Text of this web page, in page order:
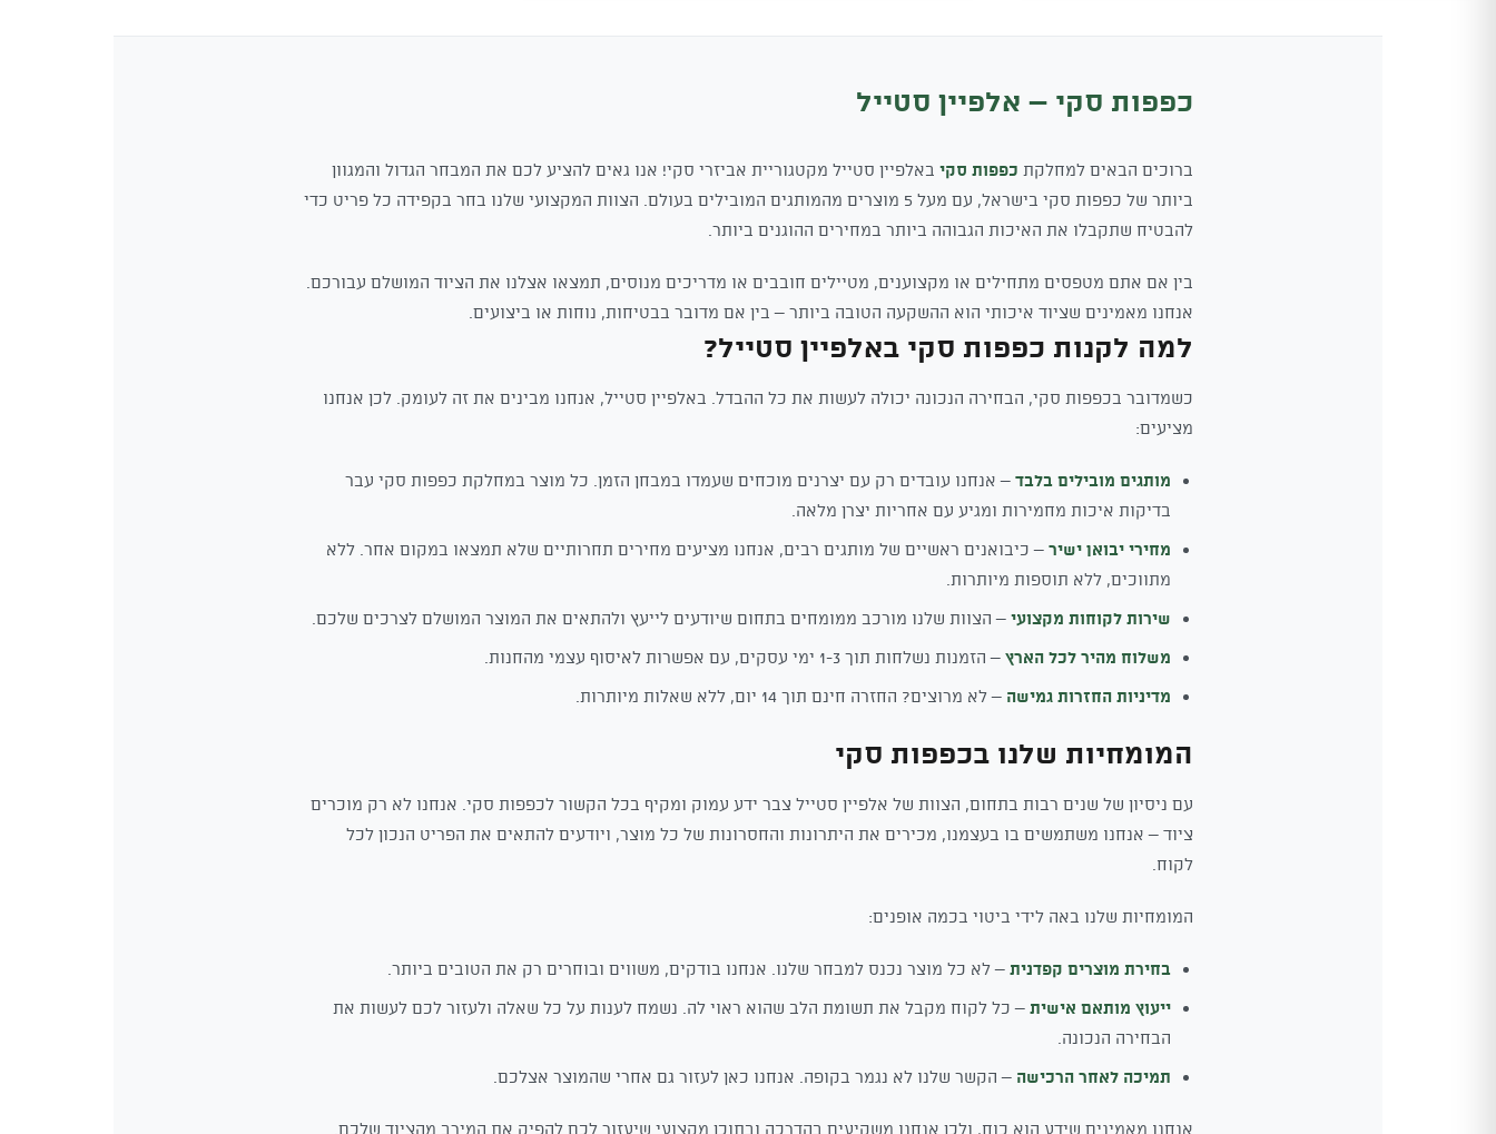
כפפות סקי – אלפיין סטייל
ברוכים הבאים למחלקת כפפות סקי באלפיין סטייל מקטגוריית אביזרי סקי! אנו גאים להציע לכם את המבחר הגדול והמגוון
ביותר של כפפות סקי בישראל, עם מעל 5 מוצרים מהמותגים המובילים בעולם. הצוות המקצועי שלנו בחר בקפידה כל פריט כדי
להבטיח שתקבלו את האיכות הגבוהה ביותר במחירים ההוגנים ביותר.
בין אם אתם מטפסים מתחילים או מקצוענים, מטיילים חובבים או מדריכים מנוסים, תמצאו אצלנו את הציוד המושלם עבורכם.
אנחנו מאמינים שציוד איכותי הוא ההשקעה הטובה ביותר – בין אם מדובר בבטיחות, נוחות או ביצועים.
למה לקנות כפפות סקי באלפיין סטייל?
כשמדובר בכפפות סקי, הבחירה הנכונה יכולה לעשות את כל ההבדל. באלפיין סטייל, אנחנו מבינים את זה לעומק. לכן אנחנו
מציעים:
מותגים מובילים בלבד – אנחנו עובדים רק עם יצרנים מוכחים שעמדו במבחן הזמן. כל מוצר במחלקת כפפות סקי עבר
בדיקות איכות מחמירות ומגיע עם אחריות יצרן מלאה.
מחירי יבואן ישיר – כיבואנים ראשיים של מותגים רבים, אנחנו מציעים מחירים תחרותיים שלא תמצאו במקום אחר. ללא
מתווכים, ללא תוספות מיותרות.
שירות לקוחות מקצועי – הצוות שלנו מורכב ממומחים בתחום שיודעים לייעץ ולהתאים את המוצר המושלם לצרכים שלכם.
משלוח מהיר לכל הארץ – הזמנות נשלחות תוך 1-3 ימי עסקים, עם אפשרות לאיסוף עצמי מהחנות.
מדיניות החזרות גמישה – לא מרוצים? החזרה חינם תוך 14 יום, ללא שאלות מיותרות.
המומחיות שלנו בכפפות סקי
עם ניסיון של שנים רבות בתחום, הצוות של אלפיין סטייל צבר ידע עמוק ומקיף בכל הקשור לכפפות סקי. אנחנו לא רק מוכרים
ציוד – אנחנו משתמשים בו בעצמנו, מכירים את היתרונות והחסרונות של כל מוצר, ויודעים להתאים את הפריט הנכון לכל
לקוח.
המומחיות שלנו באה לידי ביטוי בכמה אופנים:
בחירת מוצרים קפדנית – לא כל מוצר נכנס למבחר שלנו. אנחנו בודקים, משווים ובוחרים רק את הטובים ביותר.
ייעוץ מותאם אישית – כל לקוח מקבל את תשומת הלב שהוא ראוי לה. נשמח לענות על כל שאלה ולעזור לכם לעשות את
הבחירה הנכונה.
תמיכה לאחר הרכישה – הקשר שלנו לא נגמר בקופה. אנחנו כאן לעזור גם אחרי שהמוצר אצלכם.
אנחנו מאמינים שידע הוא כוח, ולכן אנחנו משקיעים בהדרכה ובתוכן מקצועי שיעזור לכם להפיק את המירב מהציוד שלכם.